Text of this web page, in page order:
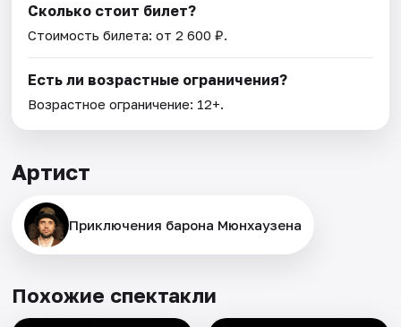
Сколько стоит билет?
Стоимость билета: от 2 600 ₽.
Есть ли возрастные ограничения?
Возрастное ограничение: 12+.
Артист
Приключения барона Мюнхаузена
Похожие спектакли